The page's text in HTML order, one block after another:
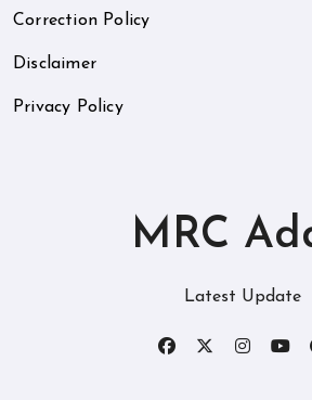
Correction Policy
Disclaimer
Privacy Policy
MRC
Latest Update